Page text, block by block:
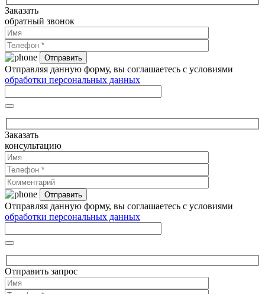
Заказать
обратный звонок
Отправляя данную форму, вы соглашаетесь с условиями
обработки персональных данных
Заказать
консультацию
Отправляя данную форму, вы соглашаетесь с условиями
обработки персональных данных
Отправить запрос